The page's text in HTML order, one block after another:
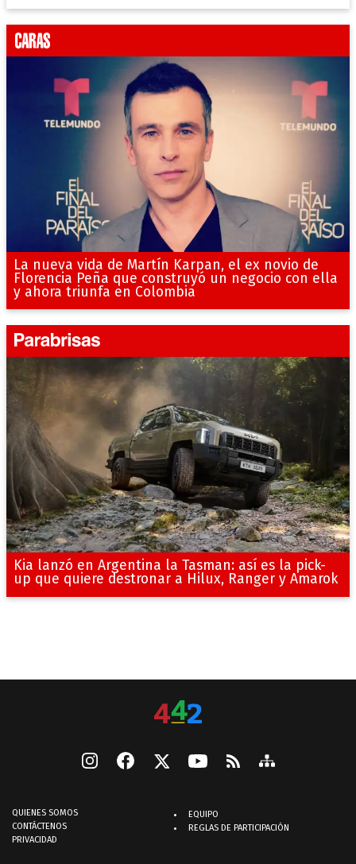
La nueva vida de Martín Karpan, el ex novio de
Florencia Peña que construyó un negocio con ella
y ahora triunfa en Colombia
Kia lanzó en Argentina la Tasman: así es la pick-
up que quiere destronar a Hilux, Ranger y Amarok
QUIENES SOMOS
CONTÁCTENOS
PRIVACIDAD
EQUIPO
REGLAS DE PARTICIPACIÓN